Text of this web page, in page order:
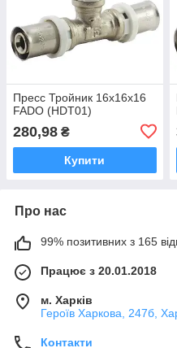
Пресс Тройник 16х16х16
FADO (HDТ01)
280,98 ₴
Купити
Про нас
99% позитивних з 165
Працює з 20.01.2018
м. Харків
Героїв Харкова, 247б,
Контакти